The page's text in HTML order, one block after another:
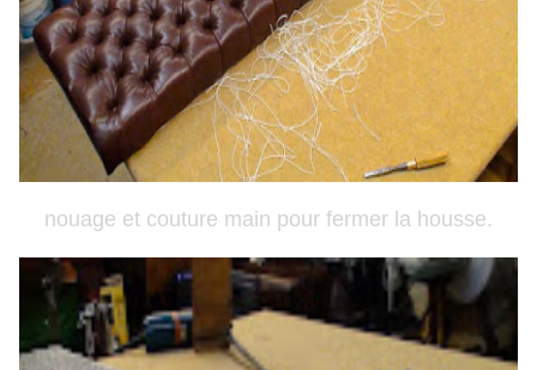
nouage et couture main pour fermer la housse.